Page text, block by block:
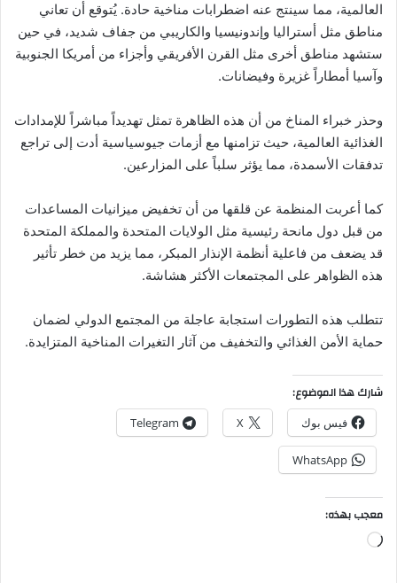
العالمية، مما سينتج عنه اضطرابات مناخية حادة. يُتوقع أن تعاني
مناطق مثل أستراليا وإندونيسيا والكاريبي من جفاف شديد، في حين
ستشهد مناطق أخرى مثل القرن الأفريقي وأجزاء من أمريكا الجنوبية
وآسيا أمطاراً غزيرة وفيضانات.
وحذر خبراء المناخ من أن هذه الظاهرة تمثل تهديداً مباشراً للإمدادات
الغذائية العالمية، حيث تزامنها مع أزمات جيوسياسية أدت إلى تراجع
تدفقات الأسمدة، مما يؤثر سلباً على المزارعين.
كما أعربت المنظمة عن قلقها من أن تخفيض ميزانيات المساعدات
من قبل دول مانحة رئيسية مثل الولايات المتحدة والمملكة المتحدة
قد يضعف من فاعلية أنظمة الإنذار المبكر، مما يزيد من خطر تأثير
هذه الظواهر على المجتمعات الأكثر هشاشة.
تتطلب هذه التطورات استجابة عاجلة من المجتمع الدولي لضمان
حماية الأمن الغذائي والتخفيف من آثار التغيرات المناخية المتزايدة.
شارك هذا الموضوع:
فيس بوك X
Telegram
WhatsApp
معجب بهذه:
جاري